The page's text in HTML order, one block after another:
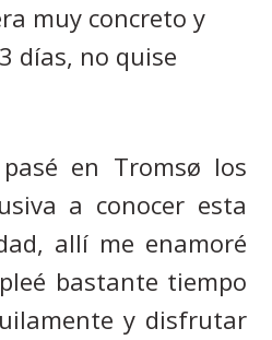
muy concreto y
días, no quise
en Tromsø los
a conocer esta
allí me enamoré
bastante tiempo
y disfrutar